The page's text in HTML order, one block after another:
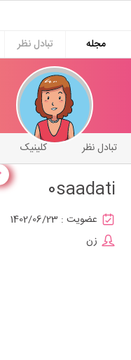
مجله
تبادل نظر
کلینیک تبادل نظر
0saadati
عضویت : 1402/06/23
زن